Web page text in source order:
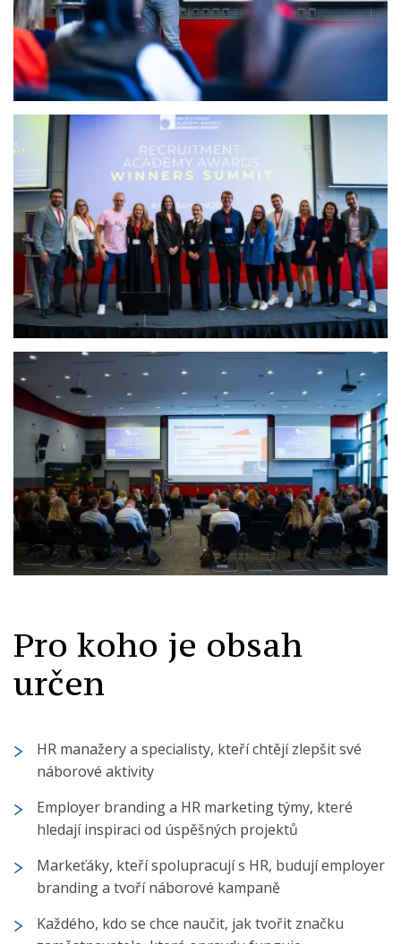
Pro koho je obsah
určen
HR manažery a specialisty, kteří chtějí zlepšit své
náborové aktivity
Employer branding a HR marketing týmy, které
hledají inspiraci od úspěšných projektů
Markeťáky, kteří spolupracují s HR, budují employer
branding a tvoří náborové kampaně
Každého, kdo se chce naučit, jak tvořit značku